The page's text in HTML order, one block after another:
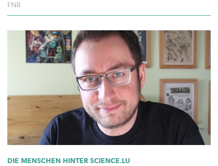
FNR
DIE MENSCHEN HINTER SCIENCE.LU